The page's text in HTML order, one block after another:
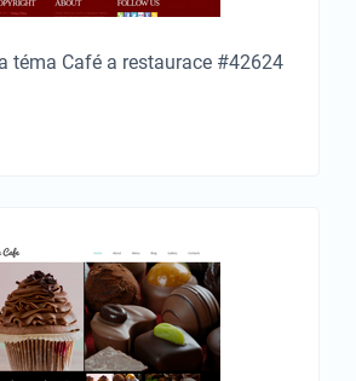
téma Café a restaurace #42624